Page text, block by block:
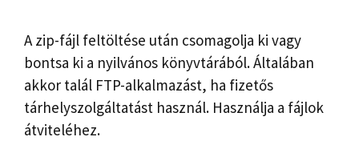
A zip-fájl feltöltése után csomagolja ki vagy
bontsa ki a nyilvános könyvtárából. Általában
akkor talál FTP-alkalmazást, ha fizetős
tárhelyszolgáltatást használ. Használja a fájlok
átviteléhez.